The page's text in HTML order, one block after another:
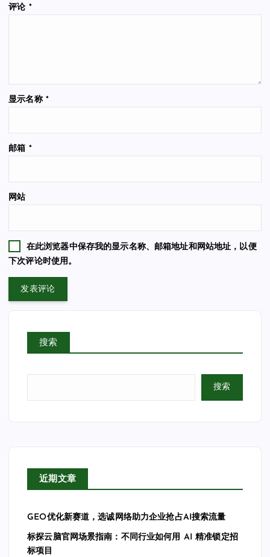
评论 *
显示名称 *
邮箱 *
网站
在此浏览器中保存我的显示名称、邮箱地址和网站地址，以便
下次评论时使用。
搜索
搜索
近期文章
GEO优化新赛道，选诚网络助力企业抢占AI搜索流量
标探云脑官网场景指南：不同行业如何用 AI 精准锁定招
标项目